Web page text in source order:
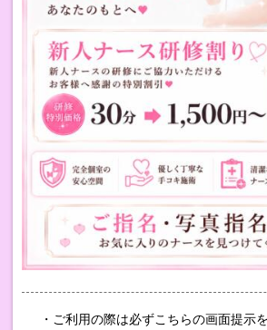
・ご利用の際は必ずこちらの画面提示